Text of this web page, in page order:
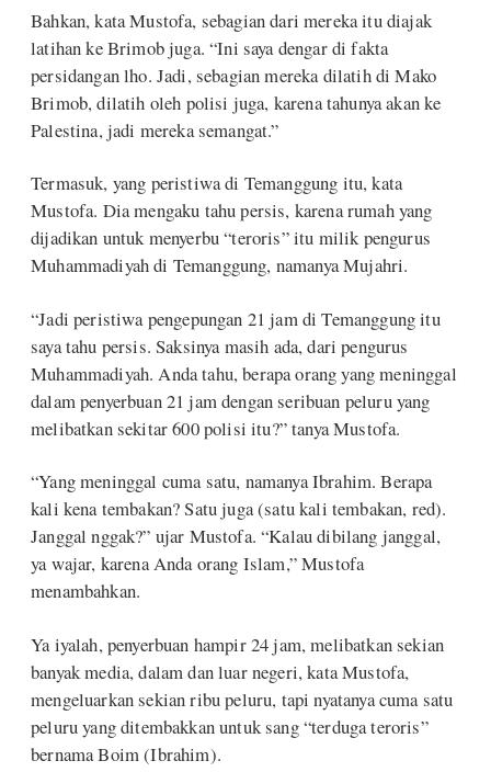
Bahkan, kata Mustofa, sebagian dari mereka itu diajak
latihan ke Brimob juga. “Ini saya dengar di fakta
persidangan lho. Jadi, sebagian mereka dilatih di Mako
Brimob, dilatih oleh polisi juga, karena tahunya akan ke
Palestina, jadi mereka semangat.”
Termasuk, yang peristiwa di Temanggung itu, kata
Mustofa. Dia mengaku tahu persis, karena rumah yang
dijadikan untuk menyerbu “teroris” itu milik pengurus
Muhammadiyah di Temanggung, namanya Mujahri.
“Jadi peristiwa pengepungan 21 jam di Temanggung itu
saya tahu persis. Saksinya masih ada, dari pengurus
Muhammadiyah. Anda tahu, berapa orang yang meninggal
dalam penyerbuan 21 jam dengan seribuan peluru yang
melibatkan sekitar 600 polisi itu?” tanya Mustofa.
“Yang meninggal cuma satu, namanya Ibrahim. Berapa
kali kena tembakan? Satu juga (satu kali tembakan, red).
Janggal nggak?” ujar Mustofa. “Kalau dibilang janggal,
ya wajar, karena Anda orang Islam,” Mustofa
menambahkan.
Ya iyalah, penyerbuan hampir 24 jam, melibatkan sekian
banyak media, dalam dan luar negeri, kata Mustofa,
mengeluarkan sekian ribu peluru, tapi nyatanya cuma satu
peluru yang ditembakkan untuk sang “terduga teroris”
bernama Boim (Ibrahim).